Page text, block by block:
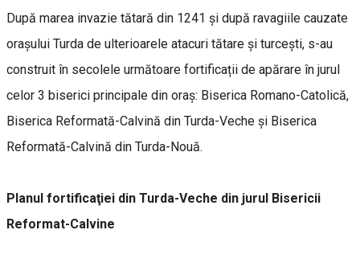
După marea invazie tătară din 1241 și după ravagiile cauzate
orașului Turda de ulterioarele atacuri tătare și turcești, s-au
construit în secolele următoare fortificații de apărare în jurul
celor 3 biserici principale din oraș: Biserica Romano-Catolică,
Biserica Reformată-Calvină din Turda-Veche și Biserica
Reformată-Calvină din Turda-Nouă.
Planul fortificaţiei din Turda-Veche din jurul Bisericii
Reformat-Calvine